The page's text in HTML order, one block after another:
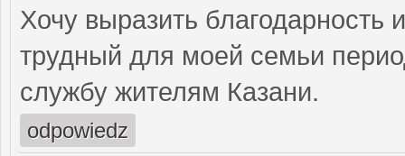
Хочу выразить благодарность
трудный для моей семьи
службу жителям Казани.
odpowiedz